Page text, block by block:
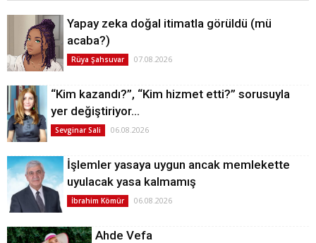
Yapay zeka doğal itimatla görüldü (mü
acaba?)
Rüya Şahsuvar 07.08.2026
“Kim kazandı?”, “Kim hizmet etti?” sorusuyla
yer değiştiriyor…
Sevginar Sali 06.08.2026
İşlemler yasaya uygun ancak memlekette
uyulacak yasa kalmamış
İbrahim Kömür 06.08.2026
Ahde Vefa